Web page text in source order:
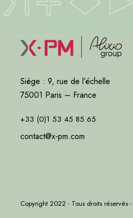
Siège : 9, rue de l’échelle
75001 Paris – France
+33 (0)1 53 45 85 65
contact@x-pm.com
Copyright 2022 - Tous droits réservés -